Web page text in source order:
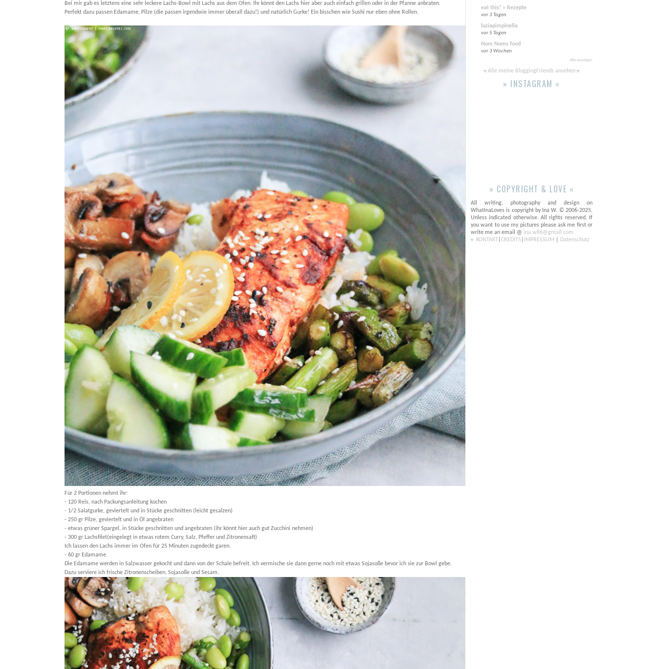
Bei mir gab es letztens eine sehr leckere Lachs-Bowl mit Lachs aus dem Ofen. Ihr könnt den Lachs hier aber auch einfach grillen oder in der Pfanne anbraten.
Perfekt dazu passen Edamame, Pilze (die passen irgendwie immer überall dazu!) und natürlich Gurke! Ein bisschen wie Sushi nur eben ohne Rollen.
Für 2 Portionen nehmt ihr:
- 120 Reis, nach Packungsanleitung kochen
- 1/2 Salatgurke, geviertelt und in Stücke geschnitten (leicht gesalzen)
- 250 gr Pilze, geviertelt und in Öl angebraten
- etwas grüner Spargel, in Stücke geschnitten und angebraten (ihr könnt hier auch gut Zucchini nehmen)
- 300 gr Lachsfilet(eingelegt in etwas rotem Curry, Salz, Pfeffer und Zitronensaft)
Ich lassen den Lachs immer im Ofen für 25 Minuten zugedeckt garen.
- 60 gr Edamame
Die Edamame werden in Salzwasser gekocht und dann von der Schale befreit. Ich vermische sie dann gerne noch mit etwas Sojasoße bevor ich sie zur Bowl gebe.
Dazu serviere ich frische Zitronenscheiben, Sojasoße und Sesam.
eat this! » Rezepte
vor 3 Tagen
luziapimpinella
vor 5 Tagen
Nom Noms food
vor 3 Wochen
Alle anzeigen
Alle meine BloggingFriends ansehen
» INSTAGRAM «
» COPYRIGHT & LOVE «
All writing, photography and design on
WhatInaLoves is copyright by Ina W. © 2006-2025,
Unless indicated otherwise. All rights reserved. If
you want to use my pictures please ask me first or
write me an email @ ina.w86@gmail.com
KONTAKT CREDITS IMPRESSUM Datenschutz